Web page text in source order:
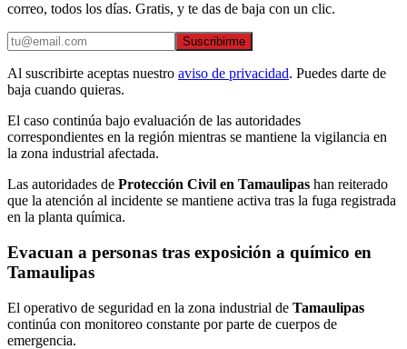
correo, todos los días. Gratis, y te das de baja con un clic.
Suscribirme
Al suscribirte aceptas nuestro aviso de privacidad. Puedes darte de
baja cuando quieras.
El caso continúa bajo evaluación de las autoridades
correspondientes en la región mientras se mantiene la vigilancia en
la zona industrial afectada.
Las autoridades de Protección Civil en Tamaulipas han reiterado
que la atención al incidente se mantiene activa tras la fuga registrada
en la planta química.
Evacuan a personas tras exposición a químico en
Tamaulipas
El operativo de seguridad en la zona industrial de Tamaulipas
continúa con monitoreo constante por parte de cuerpos de
emergencia.